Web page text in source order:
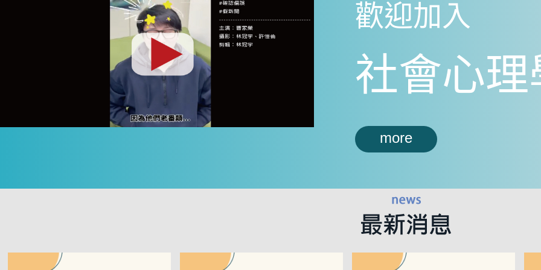
歡迎加入
社會心理
more